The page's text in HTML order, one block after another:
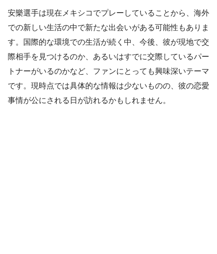
安樂選手は現在メキシコでプレーしていることから、海外
での新しい生活の中で新たな出会いがある可能性もありま
す。国際的な環境での生活が続く中、今後、彼が現地で交
際相手を見つけるのか、あるいはすでに交際しているパー
トナーがいるのかなど、ファンにとっても興味深いテーマ
です。現時点では具体的な情報は少ないものの、彼の恋愛
事情が公にされる日が訪れるかもしれません。